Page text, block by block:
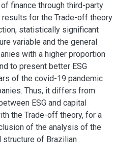
finance through third-party
results for the Trade-off theory
statistically significant
variable and the general
with a higher proportion
to present better ESG
of the covid-19 pandemic
Thus, it differs from
ESG and capital
the Trade-off theory, for a
of the analysis of the
structure of Brazilian